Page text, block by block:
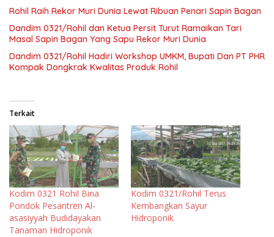
Rohil Raih Rekor Muri Dunia Lewat Ribuan Penari Sapin Bagan
Dandim 0321/Rohil dan Ketua Persit Turut Ramaikan Tari
Masal Sapin Bagan Yang Sapu Rekor Muri Dunia
Dandim 0321/Rohil Hadiri Workshop UMKM, Bupati Dan PT PHR
Kompak Dongkrak Kwalitas Produk Rohil
Terkait
Kodim 0321 Rohil Bina
Pondok Pesantren Al-
asasiyyah Budidayakan
Tanaman Hidroponik
Kodim 0321/Rohil Terus
Kembangkan Sayur
Hidroponik